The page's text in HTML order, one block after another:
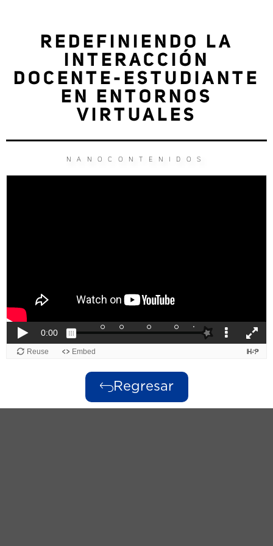
REDEFINIENDO LA
INTERACCIÓN
DOCENTE-ESTUDIANTE
EN ENTORNOS
VIRTUALES
NANOCONTENIDOS
Regresar